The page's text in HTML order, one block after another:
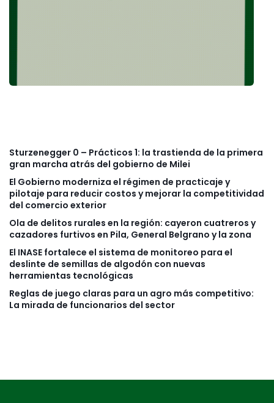
Sturzenegger 0 – Prácticos 1: la trastienda de la primera
gran marcha atrás del gobierno de Milei
El Gobierno moderniza el régimen de practicaje y
pilotaje para reducir costos y mejorar la competitividad
del comercio exterior
Ola de delitos rurales en la región: cayeron cuatreros y
cazadores furtivos en Pila, General Belgrano y la zona
El INASE fortalece el sistema de monitoreo para el
deslinte de semillas de algodón con nuevas
herramientas tecnológicas
Reglas de juego claras para un agro más competitivo:
La mirada de funcionarios del sector